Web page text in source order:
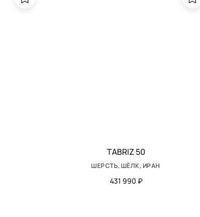
TABRIZ 50
ШЕРСТЬ, ШЁЛК, ИРАН
431 990 ₽